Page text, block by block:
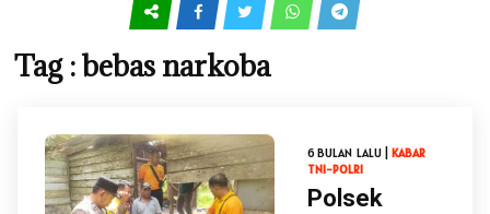
Tag : bebas narkoba
6 BULAN LALU | KABAR
TNI-POLRI
Polsek